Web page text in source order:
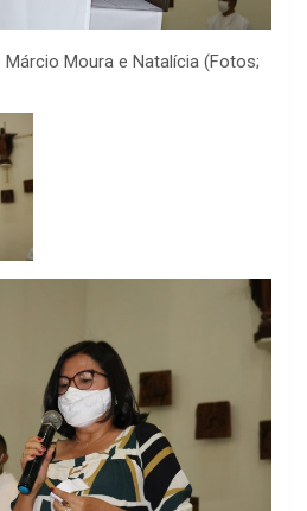
Moura e Natalícia (Fotos;